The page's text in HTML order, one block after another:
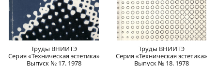
Труды ВНИИТЭ
Серия «Техническая эстетика»
Выпуск № 17. 1978
Труды ВНИИТЭ
Серия «Техническая эстетика»
Выпуск № 18. 1978